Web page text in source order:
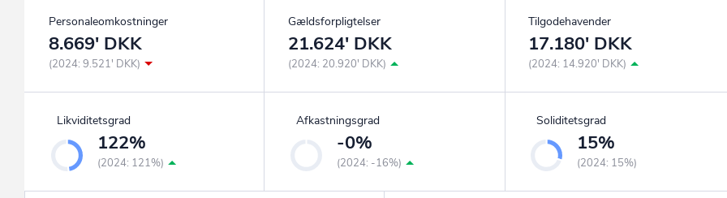
Personaleomkostninger
8.669' DKK
(2024: 9.521' DKK)
Gældsforpligtelser
21.624' DKK
(2024: 20.920' DKK)
Tilgodehavender
17.180' DKK
(2024: 14.920' DKK)
Likviditetsgrad
122%
(2024: 121%)
Afkastningsgrad
-0%
(2024: -16%)
Soliditetsgrad
15%
(2024: 15%)